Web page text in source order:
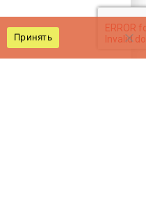
Принять